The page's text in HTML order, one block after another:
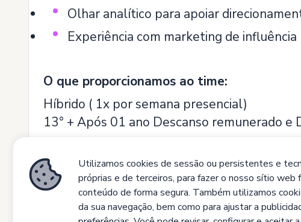
Olhar analítico para apoiar
Experiência com marketing de influência
O que proporcionamos ao time:
Híbrido ( 1x por semana presencial)
13° + Após 01 ano Descanso remunerado e
Um ambiente de confiança, autonomia e
errar, aprender e evoluir juntas! 🖤
Utilizamos cookies de sessão ou persistentes e
próprias e de terceiros, para fazer o nosso sítio web
conteúdo de forma segura. Também utilizamos
da sua navegação, bem como para ajustar a